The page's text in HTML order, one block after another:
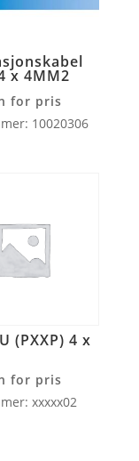
x 4MM2
for pris
10020306
(PXXP) 4 x
for pris
xxxxx02